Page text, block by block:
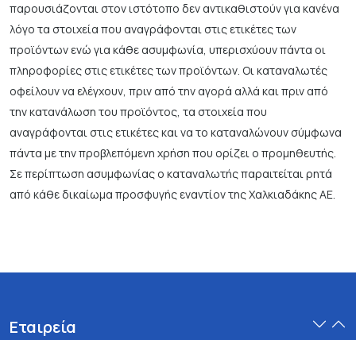
παρουσιάζονται στον ιστότοπο δεν αντικαθιστούν για κανένα
λόγο τα στοιχεία που αναγράφονται στις ετικέτες των
προϊόντων ενώ για κάθε ασυμφωνία, υπερισχύουν πάντα οι
πληροφορίες στις ετικέτες των προϊόντων. Οι καταναλωτές
οφείλουν να ελέγχουν, πριν από την αγορά αλλά και πριν από
την κατανάλωση του προϊόντος, τα στοιχεία που
αναγράφονται στις ετικέτες και να το καταναλώνουν σύμφωνα
πάντα με την προβλεπόμενη χρήση που ορίζει ο προμηθευτής.
Σε περίπτωση ασυμφωνίας ο καταναλωτής παραιτείται ρητά
από κάθε δικαίωμα προσφυγής εναντίον της Χαλκιαδάκης ΑΕ.
Εταιρεία